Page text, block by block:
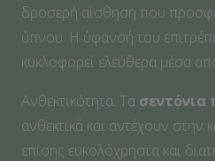
δροσερή αίσθηση που
ύπνου. Η ύφανσή του
κυκλοφορεί ελεύθερα μέσα
Ανθεκτικότητα: Τα σεντόνια
ανθεκτικά και αντέχουν στην
επίσης ευκολόχρηστα και